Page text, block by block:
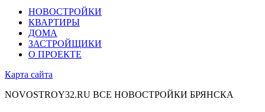
НОВОСТРОЙКИ
КВАРТИРЫ
ДОМА
ЗАСТРОЙЩИКИ
О ПРОЕКТЕ
Карта сайта
NOVOSTROY32.RU ВСЕ НОВОСТРОЙКИ БРЯНСКА